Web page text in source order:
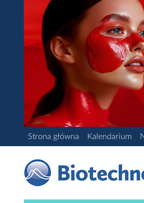
Strona główna Kalendarium